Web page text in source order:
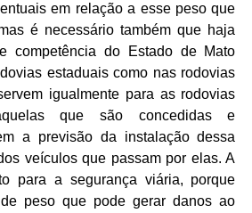
em relação a esse peso que
é necessário também que haja
competência do Estado de Mato
estaduais como nas rodovias
igualmente para as rodovias
que são concedidas e
a previsão da instalação dessa
veículos que passam por elas. A
para a segurança viária, porque
peso que pode gerar danos ao